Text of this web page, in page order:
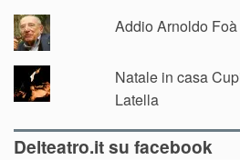
Addio Arnoldo Foà
Natale in casa
Latella
Delteatro.it su facebook